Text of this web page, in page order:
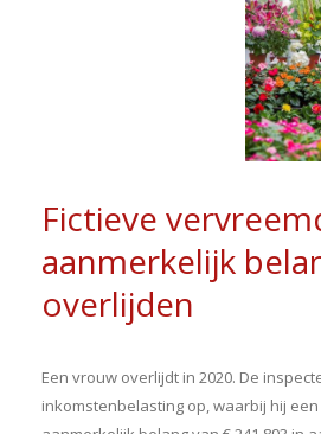
Fictieve
aanmerkelijk
overlijden
Een vrouw overlijdt in 2020. De
inkomstenbelasting op, waarbij hij